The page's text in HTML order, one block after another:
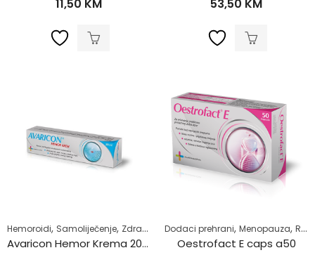
11,50 KM 53,50 KM
Hemoroidi, Samoliječenje, Zdrav život
Avaricon Hemor Krema 20ml
Dodaci prehrani, Menopauza, Razno
Oestrofact E caps a50